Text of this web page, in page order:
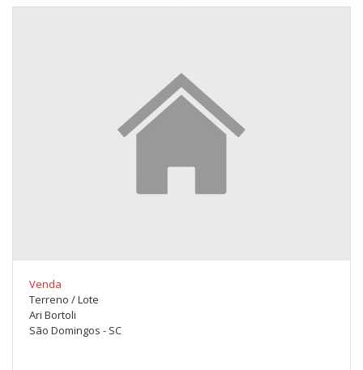
Venda
Terreno / Lote
Ari Bortoli
São Domingos - SC